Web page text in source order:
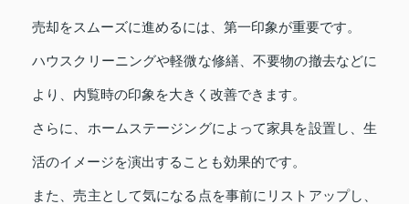
売却をスムーズに進めるには、第一印象が重要です。
ハウスクリーニングや軽微な修繕、不要物の撤去などに
より、内覧時の印象を大きく改善できます。
さらに、ホームステージングによって家具を設置し、生
活のイメージを演出することも効果的です。
また、売主として気になる点を事前にリストアップし、